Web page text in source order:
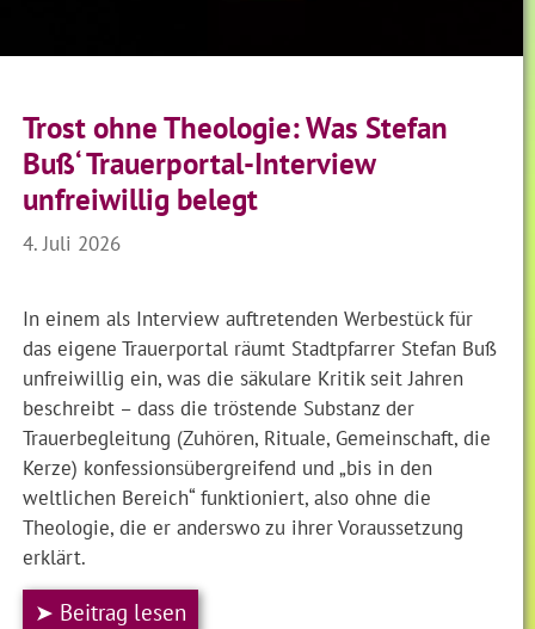
Trost ohne Theologie: Was Stefan
Buß‘ Trauerportal-Interview
unfreiwillig belegt
4. Juli 2026
In einem als Interview auftretenden Werbestück für
das eigene Trauerportal räumt Stadtpfarrer Stefan Buß
unfreiwillig ein, was die säkulare Kritik seit Jahren
beschreibt – dass die tröstende Substanz der
Trauerbegleitung (Zuhören, Rituale, Gemeinschaft, die
Kerze) konfessionsübergreifend und „bis in den
weltlichen Bereich“ funktioniert, also ohne die
Theologie, die er anderswo zu ihrer Voraussetzung
erklärt.
➤ Beitrag lesen